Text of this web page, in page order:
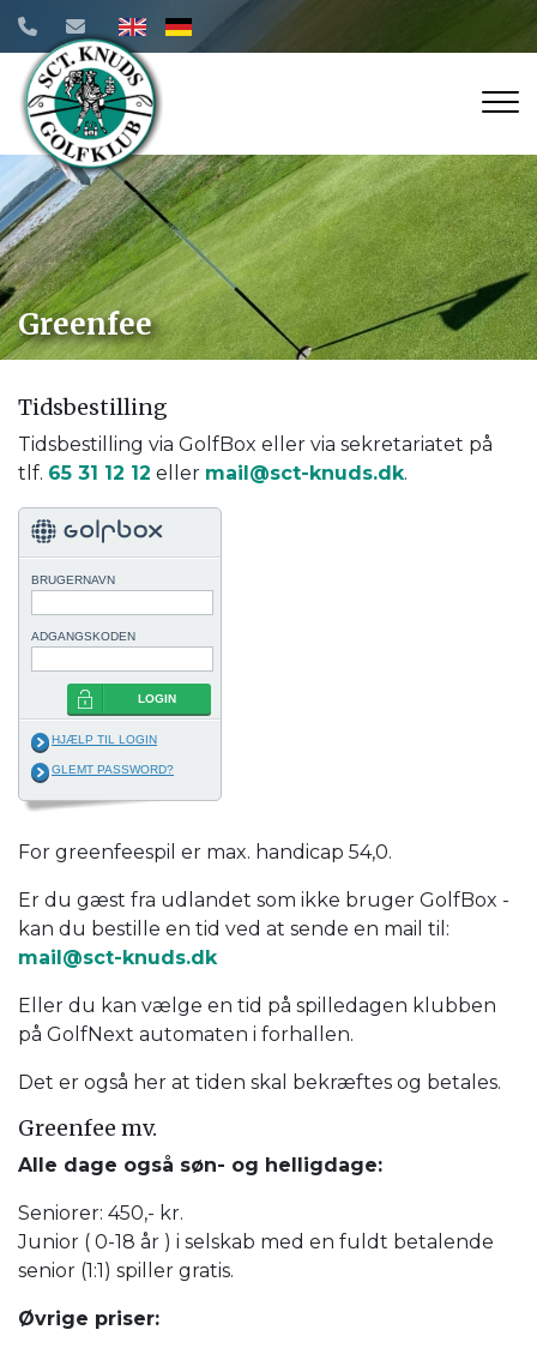
Gå
hovedindhold
Greenfee
Tidsbestilling
Tidsbestilling via GolfBox eller via sekretariatet på
tlf. 65 31 12 12 eller mail@sct-knuds.dk.
BRUGERNAVN
ADGANGSKODEN
LOGIN
HJÆLP TIL LOGIN
GLEMT PASSWORD?
For greenfeespil er max. handicap 54,0.
Er du gæst fra udlandet som ikke bruger GolfBox -
kan du bestille en tid ved at sende en mail til:
mail@sct-knuds.dk
Eller du kan vælge en tid på spilledagen klubben
på GolfNext automaten i forhallen.
Det er også her at tiden skal bekræftes og betales.
Greenfee mv.
Alle dage også søn- og helligdage:
Seniorer: 450,- kr.
Junior ( 0-18 år ) i selskab med en fuldt betalende
senior (1:1) spiller gratis.
Øvrige priser: